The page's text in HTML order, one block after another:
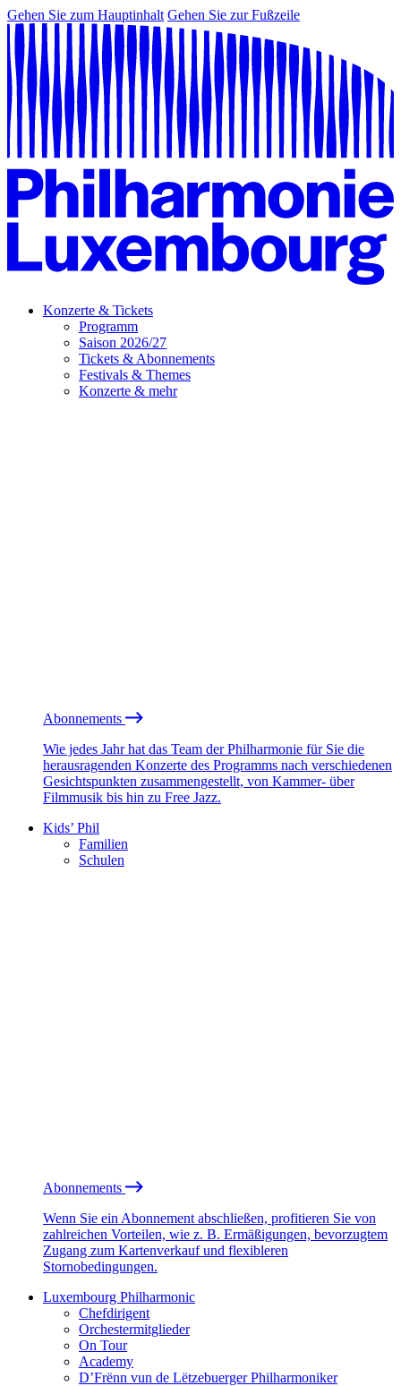
Gehen Sie zum Hauptinhalt Gehen Sie zur Fußzeile
Konzerte & Tickets
Programm
Saison 2026/27
Tickets & Abonnements
Festivals & Themes
Konzerte & mehr
Abonnements
Wie jedes Jahr hat das Team der Philharmonie für Sie die
herausragenden Konzerte des Programms nach verschiedenen
Gesichtspunkten zusammengestellt, von Kammer- über
Filmmusik bis hin zu Free Jazz.
Kids’ Phil
Familien
Schulen
Abonnements
Wenn Sie ein Abonnement abschließen, profitieren Sie von
zahlreichen Vorteilen, wie z. B. Ermäßigungen, bevorzugtem
Zugang zum Kartenverkauf und flexibleren
Stornobedingungen.
Luxembourg Philharmonic
Chefdirigent
Orchestermitglieder
On Tour
Academy
D’Frënn vun de Lëtzebuerger Philharmoniker